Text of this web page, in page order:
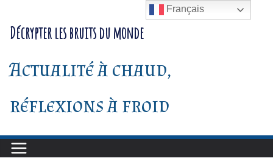
au
contenu
Décrypter les bruits du monde
Actualité à chaud,
réflexions à froid
Français